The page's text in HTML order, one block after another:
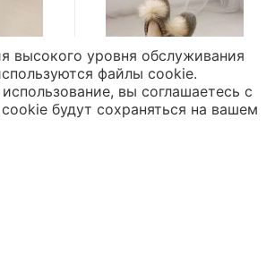
высокого уровня обслуживания
файлы cookie.
вы соглашаетесь с
будут сохраняться на вашем